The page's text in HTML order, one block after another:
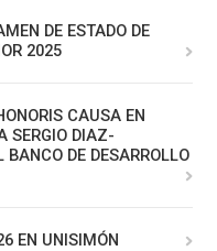
DE ESTADO DE
2025
CAUSA EN
SERGIO DIAZ-
BANCO DE DESARROLLO
EN UNISIMÓN